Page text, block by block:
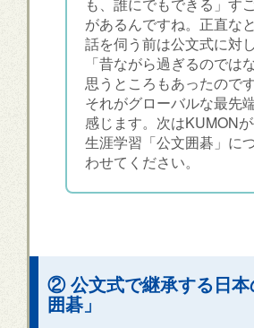
があるんですね。正直な
話を伺う前は公文式に対
「昔ながら過ぎるのでは
思うところもあったので
それがグローバルな最先
感じます。次はKUMON
生涯学習「公文囲碁」に
わせてください。
② 公文式で継承する日本
囲碁」